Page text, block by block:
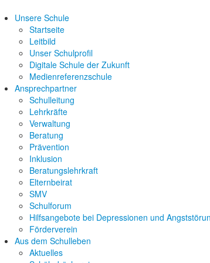
Unsere Schule
Startseite
Leitbild
Unser Schulprofil
Digitale Schule der Zukunft
Medienreferenzschule
Ansprechpartner
Schulleitung
Lehrkräfte
Verwaltung
Beratung
Prävention
Inklusion
Beratungslehrkraft
Elternbeirat
SMV
Schulforum
Hilfsangebote bei Depressionen und
Förderverein
Aus dem Schulleben
Aktuelles